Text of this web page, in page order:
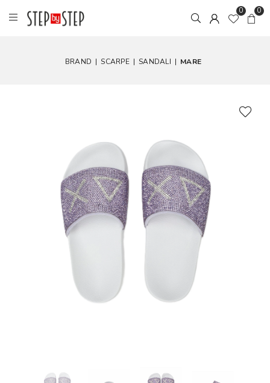
0 0
BRAND | SCARPE | SANDALI | MARE